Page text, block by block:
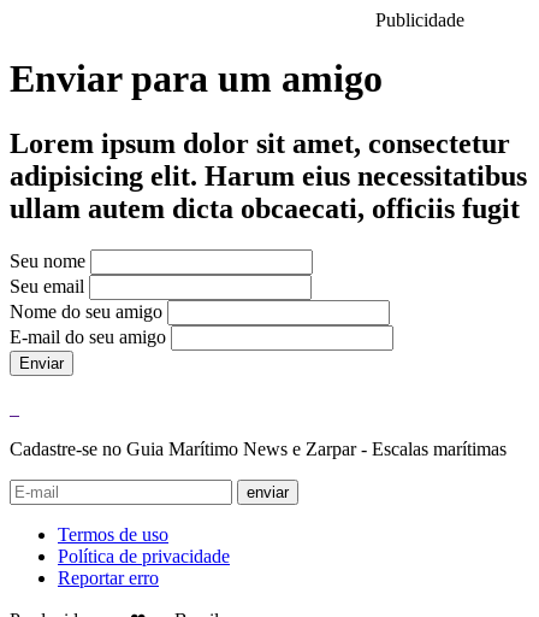
Publicidade
Enviar para um amigo
Lorem ipsum dolor sit amet, consectetur
adipisicing elit. Harum eius necessitatibus
ullam autem dicta obcaecati, officiis fugit
Seu nome
Seu email
Nome do seu amigo
E-mail do seu amigo
Enviar
Cadastre-se no Guia Marítimo News e Zarpar - Escalas marítimas
enviar
Termos de uso
Política de privacidade
Reportar erro